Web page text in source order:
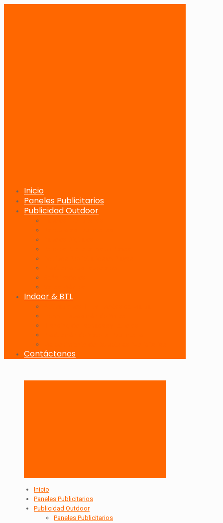
Inicio
Paneles Publicitarios
Publicidad Outdoor
Indoor & BTL
Contáctanos
Inicio
Paneles Publicitarios
Publicidad Outdoor
Paneles Publicitarios